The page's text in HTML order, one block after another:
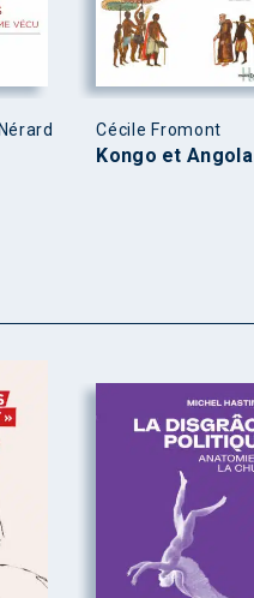
Cécile Fromont
Kongo et Angola